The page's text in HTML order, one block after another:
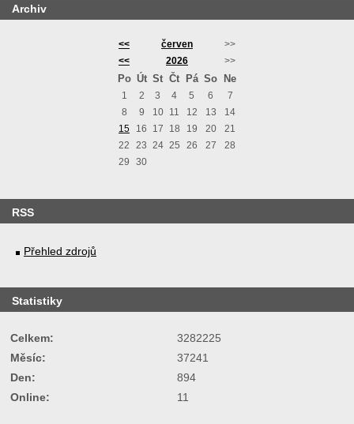
Archiv
<< červen
>>
<<
2026 >>
Po Út St Čt Pá So Ne
1 2 3 4 5 6
7
8
9 10 11 12 13
14
15
16 17 18 19 20
21
22
23 24 25 26 27
28
29
30
RSS
Přehled zdrojů
Statistiky
Online: 11
Celkem:
3282225
Měsíc:
37241
Den:
894